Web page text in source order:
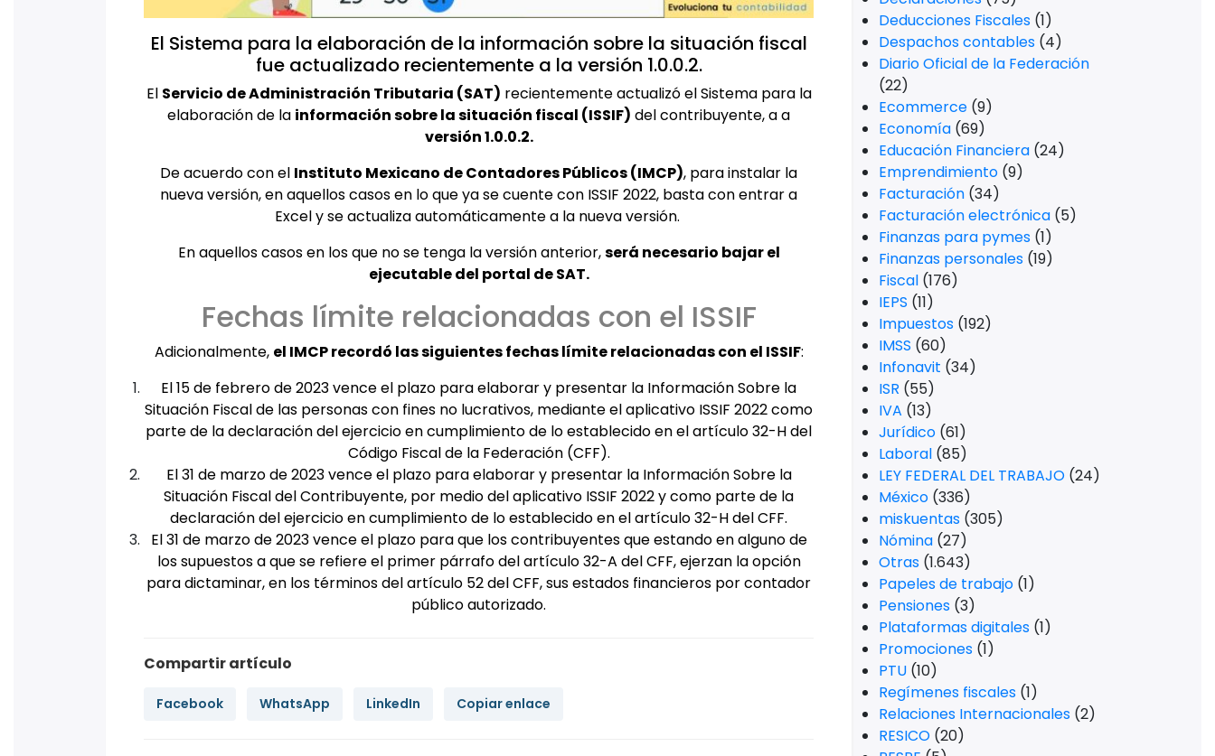
El Sistema para la elaboración de la información sobre la situación fiscal
fue actualizado recientemente a la versión 1.0.0.2.
El Servicio de Administración Tributaria (SAT) recientemente actualizó el Sistema para la
elaboración de la información sobre la situación fiscal (ISSIF) del contribuyente, a a
versión 1.0.0.2.
De acuerdo con el Instituto Mexicano de Contadores Públicos (IMCP), para instalar la
nueva versión, en aquellos casos en lo que ya se cuente con ISSIF 2022, basta con entrar a
Excel y se actualiza automáticamente a la nueva versión.
En aquellos casos en los que no se tenga la versión anterior,será necesario bajar el
ejecutable del portal de SAT.
Fechas límite relacionadas con el ISSIF
Adicionalmente, el IMCP recordó las siguientes fechas límite relacionadas con el ISSIF:
El 15 de febrero de 2023 vence el plazo para elaborar y presentar la Información Sobre la
Situación Fiscal de las personas con fines no lucrativos, mediante el aplicativo ISSIF 2022 como
parte de la declaración del ejercicio en cumplimiento de lo establecido en el artículo 32-H del
Código Fiscal de la Federación (CFF).
El 31 de marzo de 2023 vence el plazo para elaborar y presentar la Información Sobre la
Situación Fiscal del Contribuyente, por medio del aplicativo ISSIF 2022 y como parte de la
declaración del ejercicio en cumplimiento de lo establecido en el artículo 32-H del CFF.
El 31 de marzo de 2023 vence el plazo para que los contribuyentes que estando en alguno de
los supuestos a que se refiere el primer párrafo del artículo 32-A del CFF, ejerzan la opción
para dictaminar, en los términos del artículo 52 del CFF, sus estados financieros por contador
público autorizado.
Compartir artículo
Facebook WhatsApp LinkedIn Copiar enlace
Deducciones Fiscales (1)
Despachos contables (4)
Diario Oficial de la Federación
(22)
Ecommerce (9)
Economía (69)
Educación Financiera (24)
Emprendimiento (9)
Facturación (34)
Facturación electrónica (5)
Finanzas para pymes (1)
Finanzas personales (19)
Fiscal (176)
IEPS (11)
Impuestos (192)
IMSS (60)
Infonavit (34)
ISR (55)
IVA (13)
Jurídico (61)
Laboral (85)
LEY FEDERAL DEL TRABAJO (24)
México (336)
miskuentas (305)
Nómina (27)
Otras (1.643)
Papeles de trabajo (1)
Pensiones (3)
Plataformas digitales (1)
Promociones (1)
PTU (10)
Regímenes fiscales (1)
Relaciones Internacionales (2)
RESICO (20)